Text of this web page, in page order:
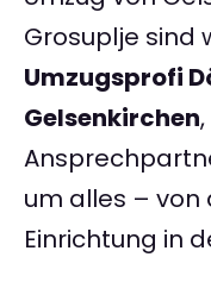
Grosuplje sind
Umzugsprofi
Gelsenkirchen
um alles – von
Einrichtung in